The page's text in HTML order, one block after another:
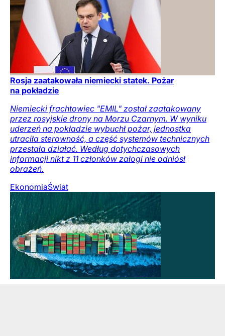
Rosja zaatakowała niemiecki statek. Pożar
na pokładzie
Niemiecki frachtowiec "EMIL" został zaatakowany
przez rosyjskie drony na Morzu Czarnym. W wyniku
uderzeń na pokładzie wybuchł pożar, jednostka
utraciła sterowność, a część systemów technicznych
przestała działać. Według dotychczasowych
informacji nikt z 11 członków załogi nie odniósł
obrażeń.
EkonomiaŚwiat